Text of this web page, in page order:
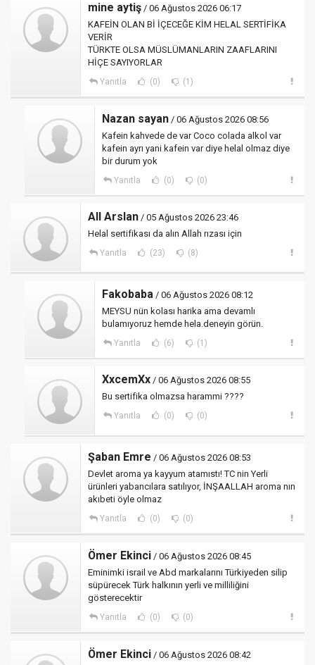
mine aytiş / 06 Ağustos 2026 06:17
KAFEİN OLAN Bİ İÇECEĞE KİM HELAL SERTİFİKA
VERİR
TÜRKTE OLSA MÜSLÜMANLARIN ZAAFLARINI
HİÇE SAYIYORLAR
Yanıtla (0) (1)
Nazan sayan / 06 Ağustos 2026 08:56
Kafein kahvede de var Coco colada alkol var
kafein ayrı yani kafein var diye helal olmaz diye
bir durum yok
Yanıtla (0) (0)
All Arslan / 05 Ağustos 2026 23:46
Helal sertifikası da alın Allah rızası için
Yanıtla (23) (8)
Fakobaba / 06 Ağustos 2026 08:12
MEYSU nün kolası harika ama devamlı
bulamıyoruz hemde hela.deneyin görün.
Yanıtla (6) (1)
XxcemXx / 06 Ağustos 2026 08:55
Bu sertifika olmazsa harammi ????
Yanıtla (0) (0)
Şaban Emre / 06 Ağustos 2026 08:53
Devlet aroma ya kayyum atamıstı! TC nin Yerli
ürünleri yabancılara satılıyor, İNŞAALLAH aroma nın
akıbeti öyle olmaz
Yanıtla (0) (0)
Ömer Ekinci / 06 Ağustos 2026 08:45
Eminimki israil ve Abd markalarını Türkiyeden silip
süpürecek Türk halkının yerli ve milliliğini
gösterecektir
Yanıtla (0) (0)
Ömer Ekinci / 06 Ağustos 2026 08:42